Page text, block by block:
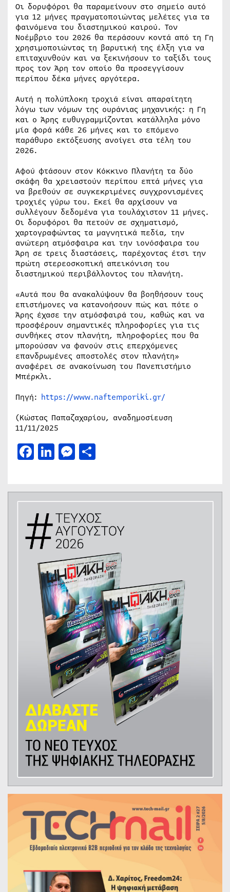
Οι δορυφόροι θα παραμείνουν στο σημείο αυτό
για 12 μήνες πραγματοποιώντας μελέτες για τα
φαινόμενα του διαστημικού καιρού. Τον
Νοέμβριο του 2026 θα περάσουν κοντά από τη Γη
χρησιμοποιώντας τη βαρυτική της έλξη για να
επιταχυνθούν και να ξεκινήσουν το ταξίδι τους
προς τον Άρη τον οποίο θα προσεγγίσουν
περίπου δέκα μήνες αργότερα.
Αυτή η πολύπλοκη τροχιά είναι απαραίτητη
λόγω των νόμων της ουράνιας μηχανικής: η Γη
και ο Άρης ευθυγραμμίζονται κατάλληλα μόνο
μία φορά κάθε 26 μήνες και το επόμενο
παράθυρο εκτόξευσης ανοίγει στα τέλη του
2026.
Αφού φτάσουν στον Κόκκινο Πλανήτη τα δύο
σκάφη θα χρειαστούν περίπου επτά μήνες για
να βρεθούν σε συγκεκριμένες συγχρονισμένες
τροχιές γύρω του. Εκεί θα αρχίσουν να
συλλέγουν δεδομένα για τουλάχιστον 11 μήνες.
Οι δορυφόροι θα πετούν σε σχηματισμό,
χαρτογραφώντας τα μαγνητικά πεδία, την
ανώτερη ατμόσφαιρα και την ιονόσφαιρα του
Άρη σε τρεις διαστάσεις, παρέχοντας έτσι την
πρώτη στερεοσκοπική απεικόνιση του
διαστημικού περιβάλλοντος του πλανήτη.
«Αυτά που θα ανακαλύψουν θα βοηθήσουν τους
επιστήμονες να κατανοήσουν πώς και πότε ο
Άρης έχασε την ατμόσφαιρά του, καθώς και να
προσφέρουν σημαντικές πληροφορίες για τις
συνθήκες στον πλανήτη, πληροφορίες που θα
μπορούσαν να φανούν στις επερχόμενες
επανδρωμένες αποστολές στον πλανήτη»
αναφέρει σε ανακοίνωση του Πανεπιστήμιο
Μπέρκλι.
Πηγή: https://www.naftemporiki.gr/
(Κώστας Παπαζαχαρίου, αναδημοσίευση
11/11/2025
Facebook
LinkedIn
Messenger